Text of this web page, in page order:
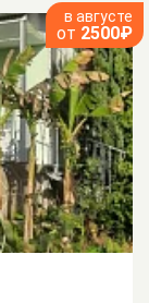
в августе
от 2500₽